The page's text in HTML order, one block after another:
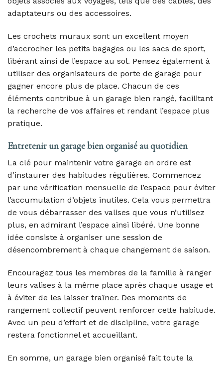
adaptateurs ou des accessoires.
Les crochets muraux sont un excellent moyen
d’accrocher les petits bagages ou les sacs de sport,
libérant ainsi de l’espace au sol. Pensez également à
utiliser des organisateurs de porte de garage pour
gagner encore plus de place. Chacun de ces
éléments contribue à un garage bien rangé, facilitant
la recherche de vos affaires et rendant l’espace plus
pratique.
Entretenir un garage bien organisé au quotidien
La clé pour maintenir votre garage en ordre est
d’instaurer des habitudes régulières. Commencez
par une vérification mensuelle de l’espace pour éviter
l’accumulation d’objets inutiles. Cela vous permettra
de vous débarrasser des valises que vous n’utilisez
plus, en admirant l’espace ainsi libéré. Une bonne
idée consiste à organiser une session de
désencombrement à chaque changement de saison.
Encouragez tous les membres de la famille à ranger
leurs valises à la même place après chaque usage et
à éviter de les laisser traîner. Des moments de
rangement collectif peuvent renforcer cette habitude.
Avec un peu d’effort et de discipline, votre garage
restera fonctionnel et accueillant.
En somme, un garage bien organisé fait toute la